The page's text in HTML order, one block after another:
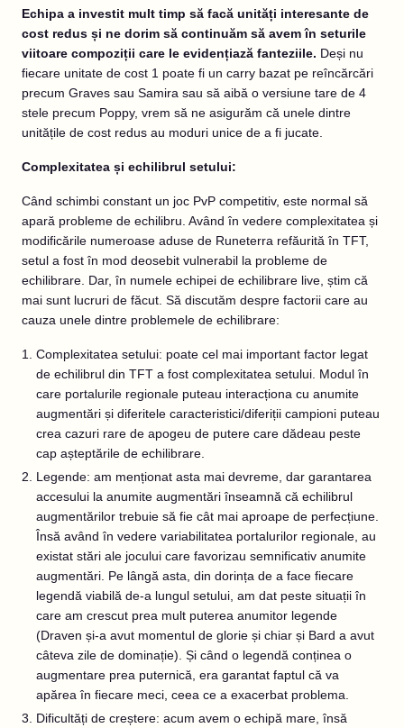
Echipa a investit mult timp să facă unități interesante de
cost redus și ne dorim să continuăm să avem în seturile
viitoare compoziții care le evidențiază fanteziile. Deși nu
fiecare unitate de cost 1 poate fi un carry bazat pe reîncărcări
precum Graves sau Samira sau să aibă o versiune tare de 4
stele precum Poppy, vrem să ne asigurăm că unele dintre
unitățile de cost redus au moduri unice de a fi jucate.
Complexitatea și echilibrul setului:
Când schimbi constant un joc PvP competitiv, este normal să
apară probleme de echilibru. Având în vedere complexitatea și
modificările numeroase aduse de Runeterra refăurită în TFT,
setul a fost în mod deosebit vulnerabil la probleme de
echilibrare. Dar, în numele echipei de echilibrare live, știm că
mai sunt lucruri de făcut. Să discutăm despre factorii care au
cauza unele dintre problemele de echilibrare:
Complexitatea setului: poate cel mai important factor legat
de echilibrul din TFT a fost complexitatea setului. Modul în
care portalurile regionale puteau interacționa cu anumite
augmentări și diferitele caracteristici/diferiții campioni puteau
crea cazuri rare de apogeu de putere care dădeau peste
cap așteptările de echilibrare.
Legende: am menționat asta mai devreme, dar garantarea
accesului la anumite augmentări înseamnă că echilibrul
augmentărilor trebuie să fie cât mai aproape de perfecțiune.
Însă având în vedere variabilitatea portalurilor regionale, au
existat stări ale jocului care favorizau semnificativ anumite
augmentări. Pe lângă asta, din dorința de a face fiecare
legendă viabilă de-a lungul setului, am dat peste situații în
care am crescut prea mult puterea anumitor legende
(Draven și-a avut momentul de glorie și chiar și Bard a avut
câteva zile de dominație). Și când o legendă conținea o
augmentare prea puternică, era garantat faptul că va
apărea în fiecare meci, ceea ce a exacerbat problema.
Dificultăți de creștere: acum avem o echipă mare, însă